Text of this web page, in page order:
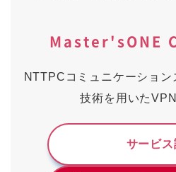
Master'sONE
NTTPCコミュニケーショ
技術を用いた
サービス